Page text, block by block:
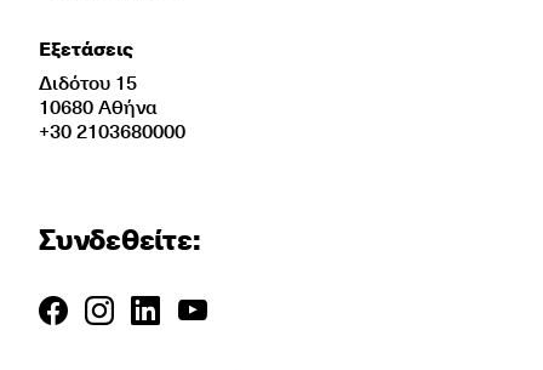
Εξετάσεις
Διδότου 15
10680 Αθήνα
+30 2103680000
Συνδεθείτε: